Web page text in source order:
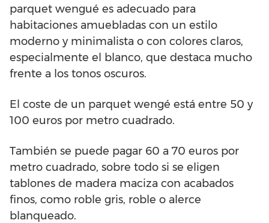
parquet wengué es adecuado para
habitaciones amuebladas con un estilo
moderno y minimalista o con colores claros,
especialmente el blanco, que destaca mucho
frente a los tonos oscuros.
El coste de un parquet wengé está entre 50 y
100 euros por metro cuadrado.
También se puede pagar 60 a 70 euros por
metro cuadrado, sobre todo si se eligen
tablones de madera maciza con acabados
finos, como roble gris, roble o alerce
blanqueado.